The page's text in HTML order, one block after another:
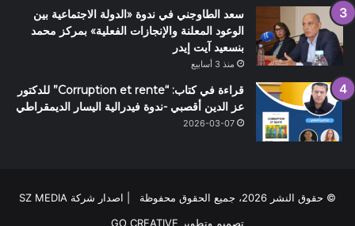
سعد الطاوجني في ندوة «الدولة الاجتماعية بين
الوعود المعلنة والإنجازات الفعلية» بمركز محمد
بنسعيد آيت إيدر
منذ 3 أسابيع
قراءة في كتاب: “Corruption et rente” للدكتور
عز الدين أقصبي -ندوة فيدرالية اليسار الديمقراطي
2026-03-07
© حقوق النشر 2026، جميع الحقوق محفوظة | اصدار شركة SZ MEDIA
تصميم وتطوير GO CREATIVE